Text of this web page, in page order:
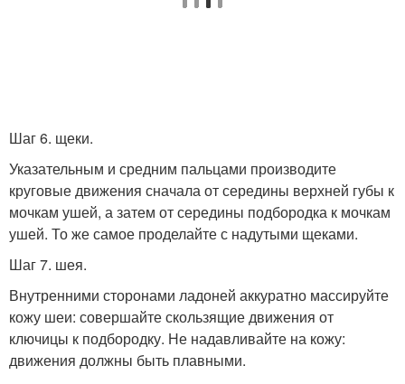
Шаг 6. щеки.
Указательным и средним пальцами производите
круговые движения сначала от середины верхней губы к
мочкам ушей, а затем от середины подбородка к мочкам
ушей. То же самое проделайте с надутыми щеками.
Шаг 7. шея.
Внутренними сторонами ладоней аккуратно массируйте
кожу шеи: совершайте скользящие движения от
ключицы к подбородку. Не надавливайте на кожу:
движения должны быть плавными.